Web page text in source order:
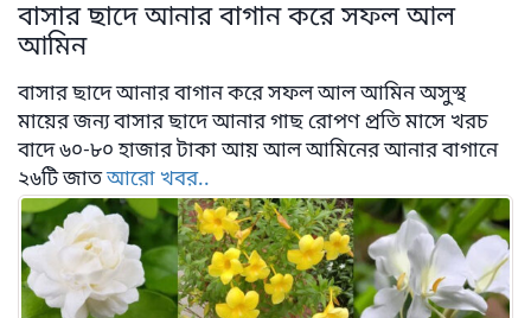
বাসার ছাদে আনার বাগান করে সফল আল
আমিন
বাসার ছাদে আনার বাগান করে সফল আল আমিন অসুস্থ
মায়ের জন্য বাসার ছাদে আনার গাছ রোপণ প্রতি মাসে খরচ
বাদে ৬০-৮০ হাজার টাকা আয় আল আমিনের আনার বাগানে
২৬টি জাতআরো খবর..